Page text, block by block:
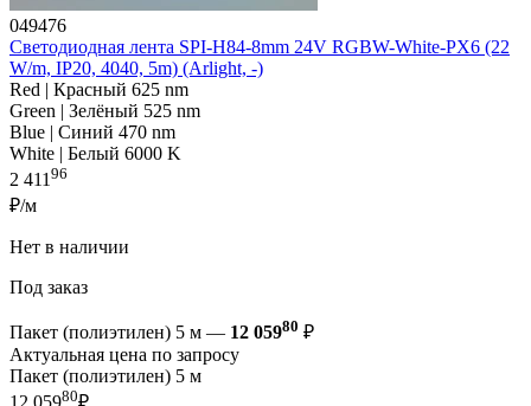
049476
Светодиодная лента SPI-H84-8mm 24V RGBW-White-PX6 (22
W/m, IP20, 4040, 5m) (Arlight, -)
Red | Красный 625 nm
Green | Зелёный 525 nm
Blue | Синий 470 nm
White | Белый 6000 K
2 41196
₽/м
Нет в наличии
Под заказ
Пакет (полиэтилен) 5 м — 12 05980 ₽
Актуальная цена по запросу
Пакет (полиэтилен) 5 м
80